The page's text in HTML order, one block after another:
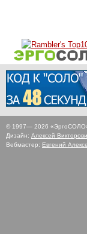
© 1997— 2026
Дизайн: Алексей
Вебмастер: Евгений